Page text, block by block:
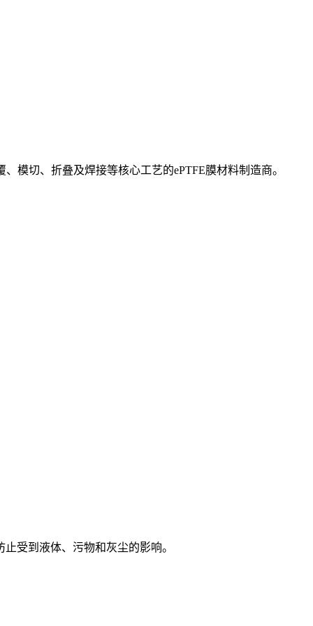
模切、折叠及焊接等核心工艺的ePTFE膜材料制造商。
受到液体、污物和灰尘的影响。